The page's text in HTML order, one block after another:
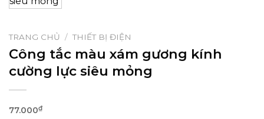
TRANG CHỦ / THIẾT BỊ ĐIỆN
Công tắc màu xám gương kính
cường lực siêu mỏng
77.000₫